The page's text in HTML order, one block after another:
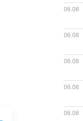
06.08
06.08
06.08
06.08
06.08